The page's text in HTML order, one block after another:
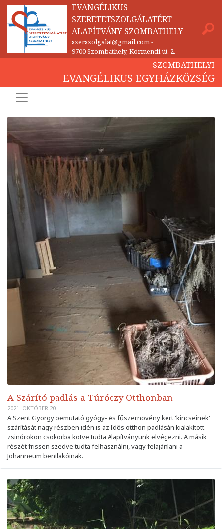
EVANGÉLIKUS
SZERETETSZOLGÁLATÉRT
ALAPÍTVÁNY SZOMBATHELY
szerszolgalat@gmail.com-
9700 Szombathely, Körmendi út. 2.
SZOMBATHELYI
EVANGÉLIKUS EGYHÁZKÖZSÉG
A Szárító padlás a Túróczy Otthonban
2021. OKTÓBER 20.
A Szent György bemutató gyógy- és fűszernövény kert 'kincseinek'
szárítását nagy részben idén is az Idős otthon padlásán kialakított
zsinórokon csokorba kötve tudta Alapítványunk elvégezni. A másik
részét frissen szedve tudta felhasználni, vagy felajánlani a
Johanneum bentlakóinak.